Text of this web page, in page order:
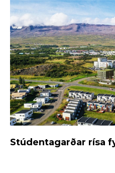
Stúdentagarðar rísa